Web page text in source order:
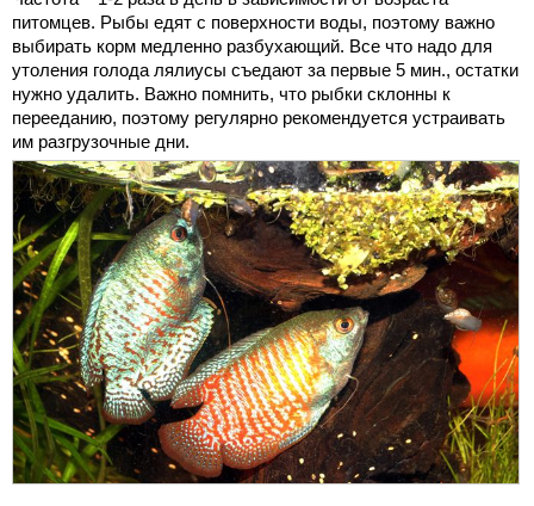
питомцев. Рыбы едят с поверхности воды, поэтому важно
выбирать корм медленно разбухающий. Все что надо для
утоления голода лялиусы съедают за первые 5 мин., остатки
нужно удалить. Важно помнить, что рыбки склонны к
перееданию, поэтому регулярно рекомендуется устраивать
им разгрузочные дни.